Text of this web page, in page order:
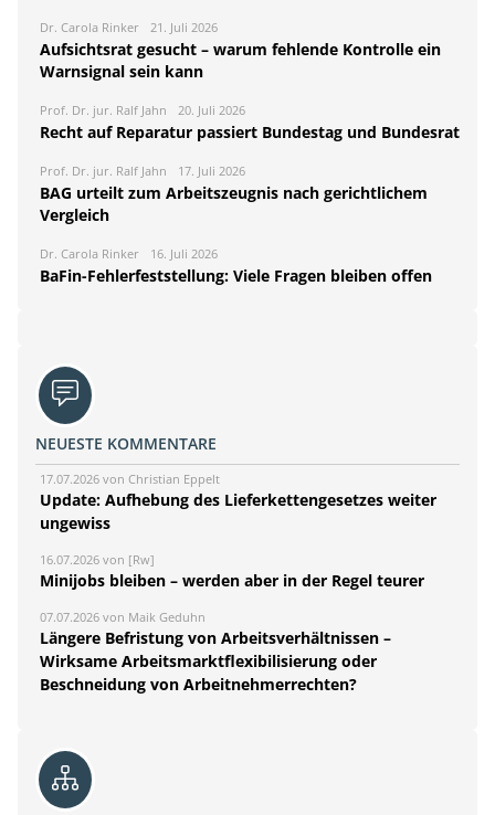
Dr. Carola Rinker 21. Juli 2026
Aufsichtsrat gesucht – warum fehlende Kontrolle ein
Warnsignal sein kann
Prof. Dr. jur. Ralf Jahn 20. Juli 2026
Recht auf Reparatur passiert Bundestag und Bundesrat
Prof. Dr. jur. Ralf Jahn 17. Juli 2026
BAG urteilt zum Arbeitszeugnis nach gerichtlichem
Vergleich
Dr. Carola Rinker 16. Juli 2026
BaFin-Fehlerfeststellung: Viele Fragen bleiben offen
NEUESTE KOMMENTARE
17.07.2026 von Christian Eppelt
Update: Aufhebung des Lieferkettengesetzes weiter
ungewiss
16.07.2026 von [Rw]
Minijobs bleiben – werden aber in der Regel teurer
07.07.2026 von Maik Geduhn
Längere Befristung von Arbeitsverhältnissen –
Wirksame Arbeitsmarktflexibilisierung oder
Beschneidung von Arbeitnehmerrechten?